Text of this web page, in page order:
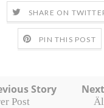
SHARE ON
PIN THIS POST
Story
Post